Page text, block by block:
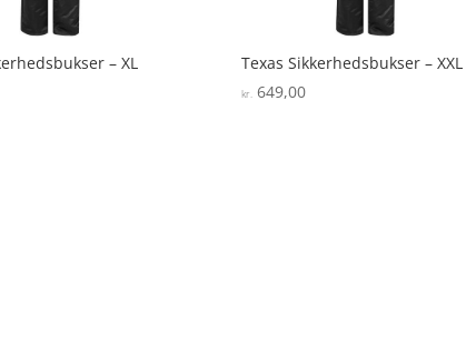
– XL Texas Sikkerhedsbukser – XXL
kr.649,00